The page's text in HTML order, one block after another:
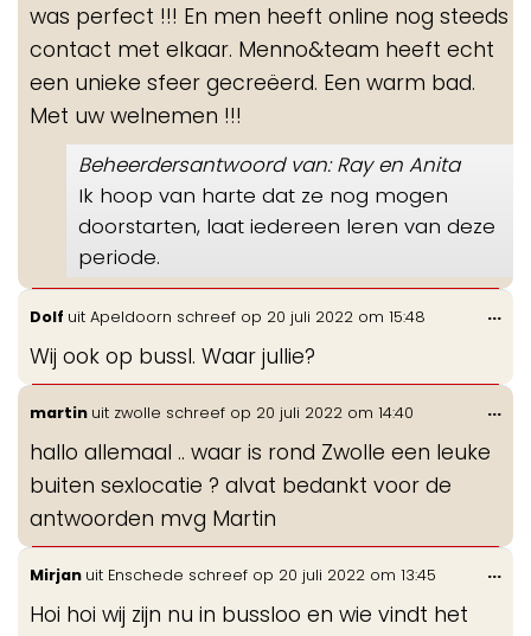
was perfect !!! En men heeft online nog steeds
contact met elkaar. Menno&team heeft echt
een unieke sfeer gecreëerd. Een warm bad.
Met uw welnemen !!!
Beheerdersantwoord van: Ray en Anita
Ik hoop van harte dat ze nog mogen
doorstarten, laat iedereen leren van deze
periode.
Dolf uit Apeldoorn schreef op 20 juli 2022 om 15:48
Wij ook op bussl. Waar jullie?
...
martin uit zwolle schreef op 20 juli 2022 om 14:40
hallo allemaal .. waar is rond Zwolle een leuke
buiten sexlocatie ? alvat bedankt voor de
antwoorden mvg Martin
...
Mirjan uit Enschede schreef op 20 juli 2022 om 13:45
Hoi hoi wij zijn nu in bussloo en wie vindt het
...